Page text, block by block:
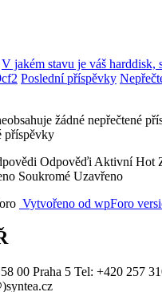
V jakém stavu je váš harddisk,
Poslední příspěvky
žádné nepřečtené
příspěvky
OdpověďiAktivní Hot
Soukromé Uzavřeno
Vytvořeno od wpForo
00 Praha 5 Tel: +420 257